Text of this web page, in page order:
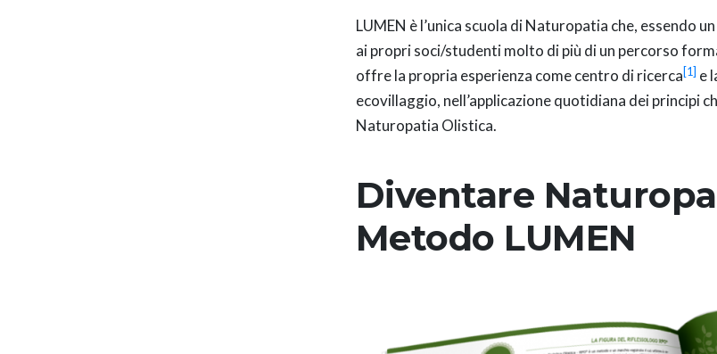
LUMEN è l’unica scuola di Naturopatia che, essendo
ai propri soci/studenti molto di più di un percorso
offre la propria esperienza come centro di ricerca[1] e
ecovillaggio, nell’applicazione quotidiana dei principi
Naturopatia Olistica.
Diventare
Metodo LUMEN